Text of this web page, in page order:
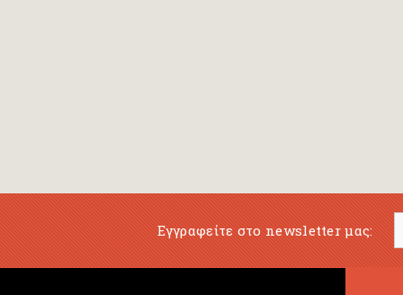
Εγγραφείτε στο newsletter μας: